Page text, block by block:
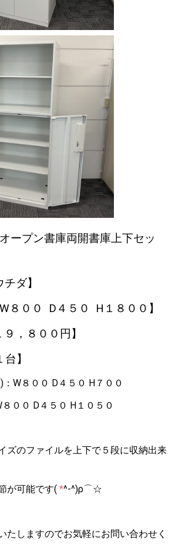
プン書庫両開書庫上下セッ
チダ】
００
D４５０ H１８００ 】
９，８００円】
】
W８００ D４５０ H７００
００ D４５０ H１０５０
ズのファイルを上下で５段に収納出来
が可能です(*^-^)ρ⌒☆
たしますのでお気軽にお問い合わせく